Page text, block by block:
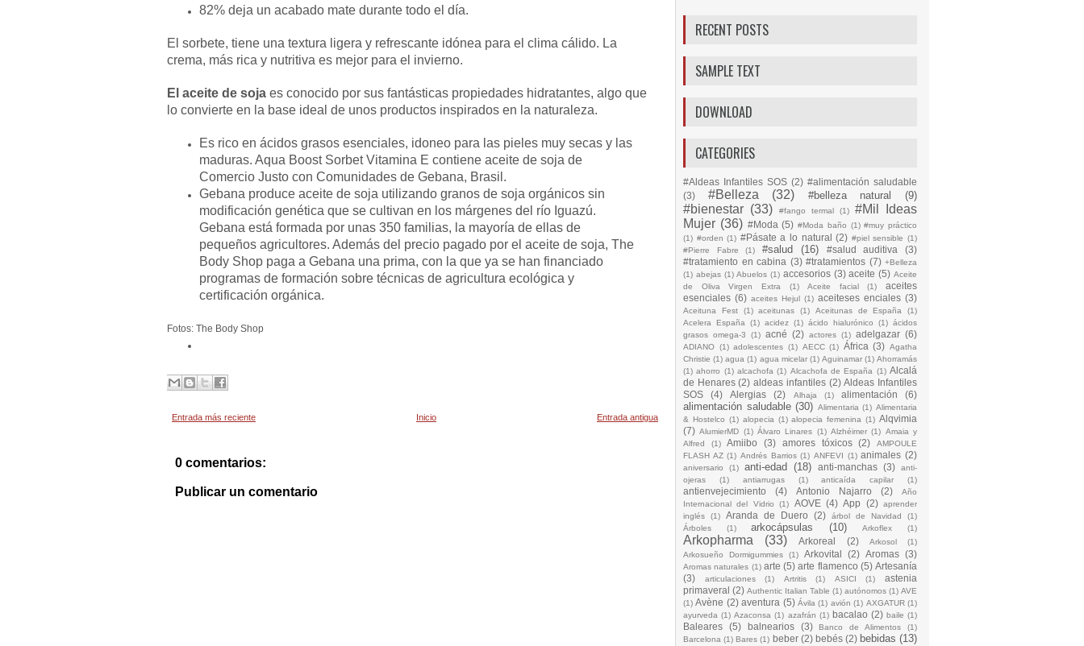
82% deja un acabado mate durante todo el día.
El sorbete, tiene una textura ligera y refrescante idónea para el clima cálido. La
crema, más rica y nutritiva es mejor para el invierno.
El aceite de soja es conocido por sus fantásticas propiedades hidratantes, algo que
lo convierte en la base ideal de unos productos inspirados en la naturaleza.
Es rico en ácidos grasos esenciales, idoneo para las pieles muy secas y las
maduras. Aqua Boost Sorbet Vitamina E contiene aceite de soja de
Comercio Justo con Comunidades de Gebana, Brasil.
Gebana produce aceite de soja utilizando granos de soja orgánicos sin
modificación genética que se cultivan en los márgenes del río Iguazú.
Gebana está formada por unas 350 familias, la mayoría de ellas de
pequeños agricultores. Además del precio pagado por el aceite de soja, The
Body Shop paga a Gebana una prima, con la que ya se han financiado
programas de formación sobre técnicas de agricultura ecológica y
certificación orgánica.
Fotos: The Body Shop
Entrada más reciente Entrada antigua
Inicio
0 comentarios:
Publicar un comentario
RECENT POSTS
SAMPLE TEXT
DOWNLOAD
CATEGORIES
#Aldeas Infantiles SOS (2) #alimentación saludable
(3)
#Belleza (32) #belleza natural (9)
#bienestar (33) #fango termal (1)
#Mil Ideas
Mujer (36) #Moda (5) #Moda baño (1) #muy práctico
(1) #orden (1) #Pásate a lo natural (2) #piel sensible (1)
#Pierre Fabre
(1) #salud (16) #salud auditiva
(3)
#tratamiento en cabina (3) #tratamientos (7) +Belleza
(1) abejas (1) Abuelos (1) accesorios (3) aceite (5) Aceite
de Oliva Virgen Extra
(1) Aceite facial (1)
aceites
esenciales (6) aceites Hejul (1) aceiteses enciales (3)
Aceituna Fest (1) aceitunas (1) Aceitunas de España
(1)
Acelera España (1) acidez (1) ácido hialurónico (1) ácidos
grasos omega-3
(1) acné (2) actores (1) adelgazar (6)
ADIANO (1) adolescentes (1) AECC (1) África (3) Agatha
Christie (1) agua (1) agua micelar (1) Aguinamar (1) Ahorramás
(1) ahorro (1) alcachofa (1) Alcachofa de España (1) Alcalá
de Henares (2) aldeas infantiles (2) Aldeas Infantiles
SOS
(4) Alergias (2) Alhaja (1) alimentación (6)
alimentación saludable (30) Alimentaria (1) Alimentaria
& Hostelco (1) alopecia (1) alopecia femenina (1) Alqvimia
(7) AlumierMD (1) Álvaro Linares (1) Alzhéimer (1) Amaia y
Alfred
(1) Amiibo (3) amores tóxicos (2)
AMPOULE
FLASH AZ (1) Andrés Barrios (1) ANFEVI (1) animales (2)
aniversario (1) anti-edad (18) anti-manchas (3)
anti-
ojeras
(1) antiarrugas (1) anticaída capilar (1)
antienvejecimiento (4) Antonio Najarro (2)
Año
Internacional del Vidrio
(1) AOVE (4) App (2) aprender
inglés
(1) Aranda de Duero (2) árbol de Navidad
(1)
Árboles
(1) arkocápsulas (10) Arkoflex (1)
Arkopharma (33) Arkoreal (2) Arkosol
(1)
Arkosueño Dormigummies
(1) Arkovital (2) Aromas (3)
Aromas naturales (1) arte (5) arte flamenco (5) Artesanía
(3)
articulaciones (1) Artritis (1) ASICI (1)
astenia
primaveral (2) Authentic Italian Table (1) autónomos (1) AVE
(1) Avène (2) aventura (5) Ávila (1) avión (1) AXGATUR (1)
ayurveda (1) Azaconsa (1) azafrán (1) bacalao (2) baile (1)
Baleares (5) balnearios (3) Banco de Alimentos
(1)
Barcelona (1) Bares (1) beber (2) bebés (2) bebidas (13)